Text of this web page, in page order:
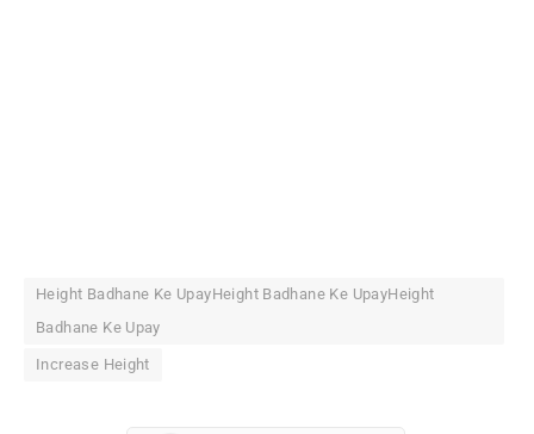
Height Badhane Ke UpayHeight Badhane Ke UpayHeight
Badhane Ke Upay
Increase Height